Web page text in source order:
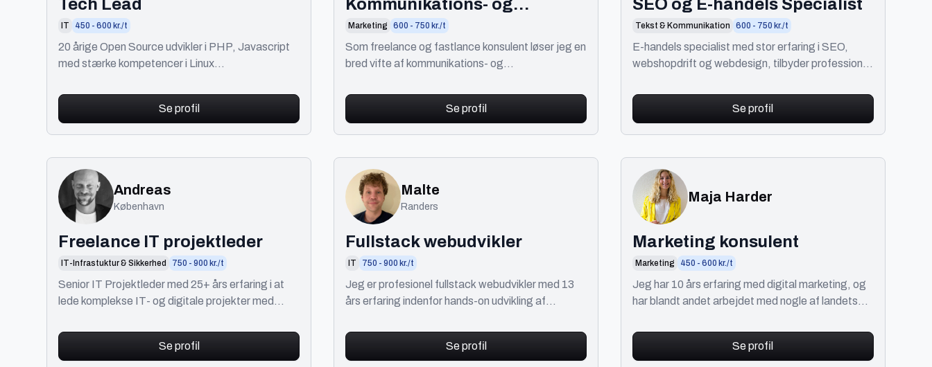
IT 450 - 600 kr./t
20 årige Open Source udvikler i PHP, Javascript
med stærke kompetencer i Linux
bare et spørgsmål om tid
Se profil
marketingrådgiver
Marketing 600 - 750 kr./t
Som freelance og fastlance konsulent løser jeg en
bred vifte af kommunikations- og
https://www.linkedin.com/in
Se profil
Tekst & Kommunikation 600 - 750 kr./t
E-handels specialist med stor erfaring i SEO,
webshopdrift og webdesign, tilbyder professionel
spørgsmål!
Se profil
Andreas
København
Freelance IT projektleder
IT-Infrastuktur & Sikkerhed 750 - 900 kr./t
Senior IT Projektleder med 25+ års erfaring i at
lede komplekse IT- og digitale projekter med
resultater.
Se profil
Malte
Randers
Fullstack webudvikler
IT 750 - 900 kr./t
Jeg er profesionel fullstack webudvikler med 13
års erfaring indenfor hands-on udvikling af
Se profil
Maja Harder
Marketing konsulent
Marketing 450 - 600 kr./t
Jeg har 10 års erfaring med digital marketing, og
har blandt andet arbejdet med nogle af landets
Microsoft.
Se profil